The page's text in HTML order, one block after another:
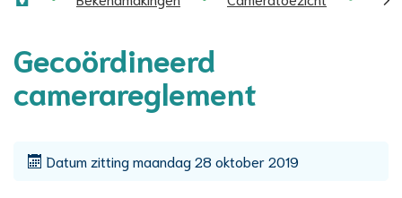
ZOEKEN
Gecoördineerd
camerareglement
Datum zittingmaandag 28 oktober 2019